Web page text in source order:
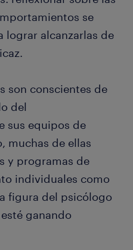
se
lograr alcanzarlas de
son conscientes de
del
sus equipos de
muchas de ellas
y programas de
individuales como
figura del psicólogo
ganando